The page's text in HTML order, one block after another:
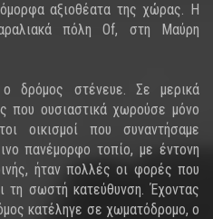
αξιοθέατα της χώρας. Η
πόλη Of, στη Μαύρη
δρόμος στένευε. Σε μερικά
που ουσιαστικά χωρούσε μόνο
οικισμοί που συναντήσαμε
πανέμορφο τοπίο, με έντονη
ήταν πολλές οι φορές που
τη σωστή κατεύθυνση. Έχοντας
κατέληγε σε χωματόδρομο, ο